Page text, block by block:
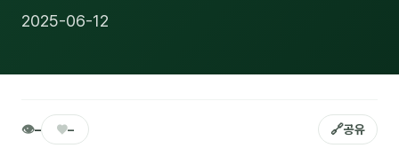
🤝 B2B 세일즈
🌏 글로벌 비즈니스
2025-06-12
👁– ♥– 🔗공유